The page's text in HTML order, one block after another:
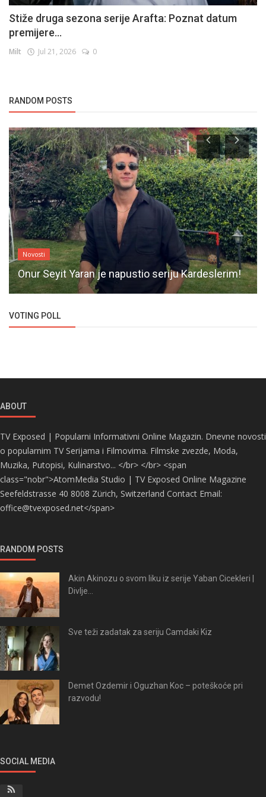
Stiže druga sezona serije Arafta: Poznat datum
premijere...
Milt Jul 21, 2026 0
RANDOM POSTS
Novosti
Onur Seyit Yaran je napustio seriju Kardeslerim!
VOTING POLL
ABOUT
TV Exposed | Popularni Informativni Online Magazin. Dnevne novosti
o popularnim TV Serijama i Filmovima. Filmske zvezde, Moda,
Muzika, Putopisi, Kulinarstvo... </br> </br> <span
class="nobr">AtomMedia Studio | TV Exposed Online Magazine
Seefeldstrasse 40 8008 Zürich, Switzerland Contact Email:
office@tvexposed.net</span>
RANDOM POSTS
Akin Akinozu o svom liku iz serije Yaban Cicekleri |
Divlje...
Sve teži zadatak za seriju Camdaki Kiz
Demet Ozdemir i Oguzhan Koc – poteškoće pri
razvodu!
SOCIAL MEDIA